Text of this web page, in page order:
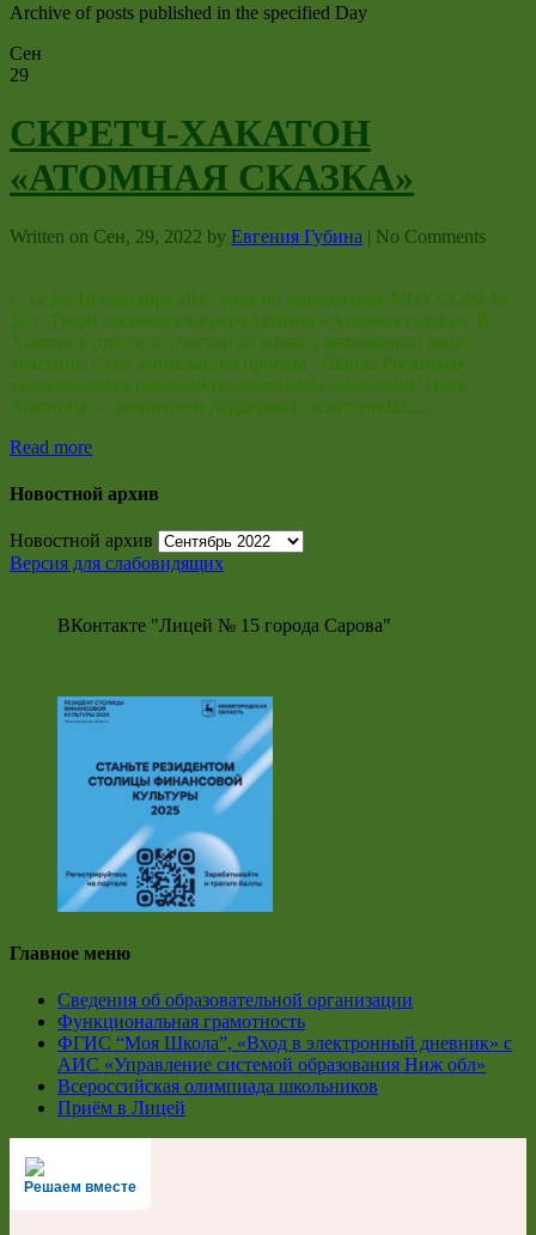
Archive of posts published in the specified Day
Сен
29
СКРЕТЧ-ХАКАТОН
«АТОМНАЯ СКАЗКА»
Written on Сен, 29, 2022 by Евгения Губина | No Comments
С 12 по 16 сентября 2022 года по инициативе МОУ СОШ №
50 г. Твери состоялся Скретч-хакатон «Атомная сказка». В
Хакатоне приняли участие 20 команд школьников школ-
участниц Сети атомклассов проекта «Школа Росатома»,
увлекающихся разными предметными областями. Цель
Хакатона — развитие и поддержка талантливых,…
Read more
Новостной архив
Новостной архив
Версия для слабовидящих
ВКонтакте "Лицей № 15 города Сарова"
Главное меню
Сведения об образовательной организации
Функциональная грамотность
ФГИС “Моя Школа”, «Вход в электронный дневник» с
АИС «Управление системой образования Ниж обл»
Всероссийская олимпиада школьников
Приём в Лицей
Решаем вместе